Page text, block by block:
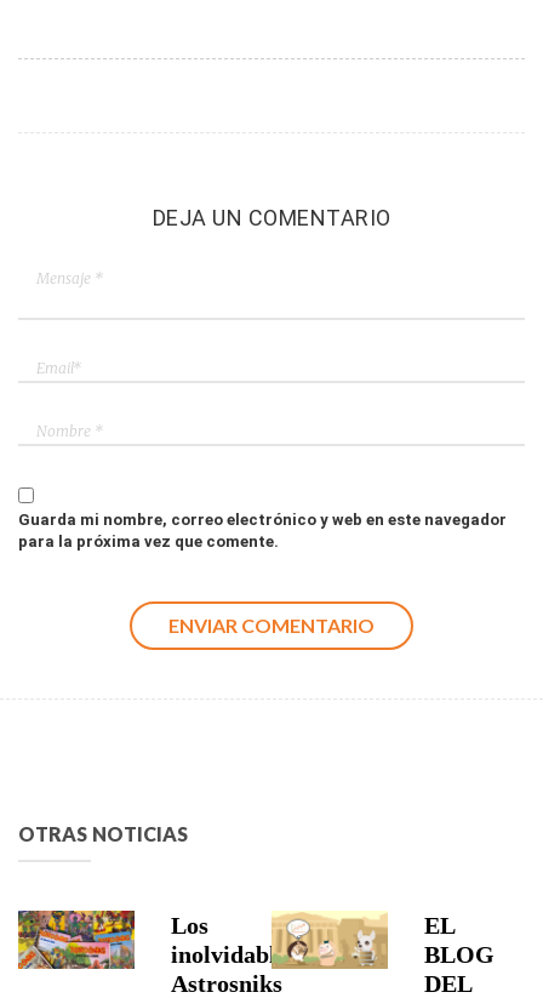
DEJA UN COMENTARIO
Guarda mi nombre, correo electrónico y web en este navegador
para la próxima vez que comente.
OTRAS NOTICIAS
Los
inolvidables
Astrosniks
EL
BLOG
DEL